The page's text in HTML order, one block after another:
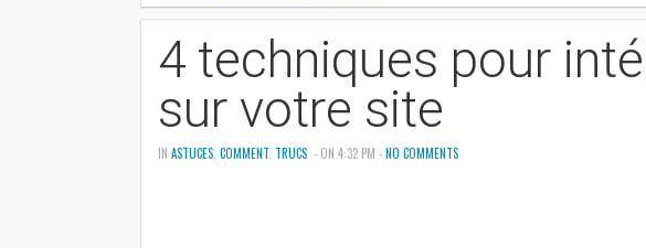
4 techniques pour
sur votre site
IN ASTUCES COMMENT TRUCS - ON 4:32 PM -NO COMMENTS